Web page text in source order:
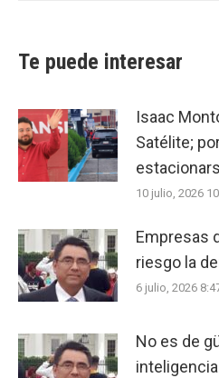
Te puede interesar
Isaac
Satélite;
10 julio, 2026
Empresas
riesgo la
6 julio, 2026
No es de